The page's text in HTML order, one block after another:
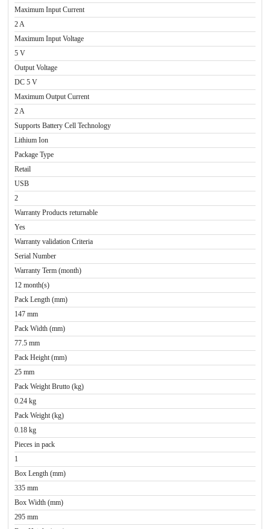
Maximum Input Current
2 A
Maximum Input Voltage
5 V
Output Voltage
DC 5 V
Maximum Output Current
2 A
Supports Battery Cell Technology
Lithium Ion
Package Type
Retail
USB
2
Warranty Products returnable
Yes
Warranty validation Criteria
Serial Number
Warranty Term (month)
12 month(s)
Pack Length (mm)
147 mm
Pack Width (mm)
77.5 mm
Pack Height (mm)
25 mm
Pack Weight Brutto (kg)
0.24 kg
Pack Weight (kg)
0.18 kg
Pieces in pack
1
Box Length (mm)
335 mm
Box Width (mm)
295 mm